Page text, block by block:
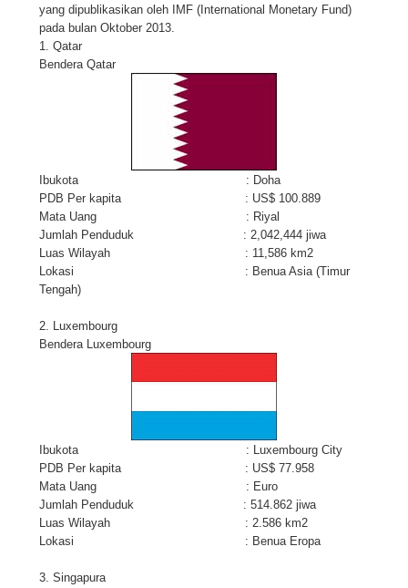
yang dipublikasikan oleh IMF (International Monetary Fund)
pada bulan Oktober 2013.
1. Qatar
Bendera Qatar
Ibukota : Doha
PDB Per kapita : US$ 100.889
Mata Uang : Riyal
Jumlah Penduduk : 2,042,444 jiwa
Luas Wilayah : 11,586 km2
Lokasi : Benua Asia (Timur
Tengah)
2. Luxembourg
Bendera Luxembourg
Ibukota : Luxembourg City
PDB Per kapita : US$ 77.958
Mata Uang : Euro
Jumlah Penduduk : 514.862 jiwa
Luas Wilayah : 2.586 km2
Lokasi : Benua Eropa
3. Singapura